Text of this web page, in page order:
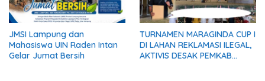
JMSI Lampung dan
Mahasiswa UIN Raden Intan
Gelar Jumat Bersih
TURNAMEN MARAGINDA CUP I
DI LAHAN REKLAMASI ILEGAL,
AKTIVIS DESAK PEMKAB